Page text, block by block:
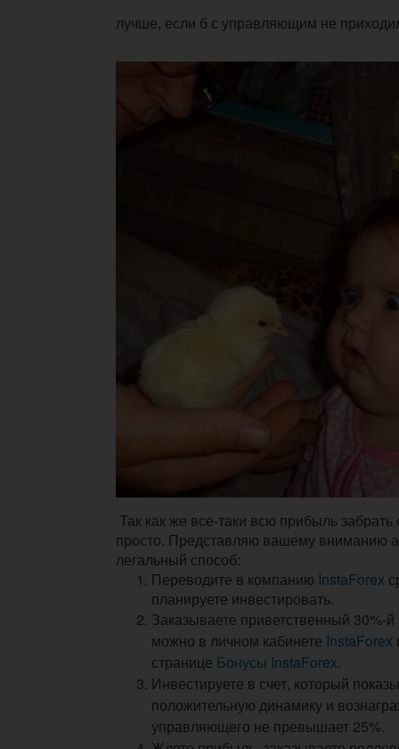
лучше, если б с управляющим не
Так как же все-таки всю прибыль
просто. Представляю вашему вниманию
легальный способ:
Переводите в компанию InstaForex
планируете инвестировать.
Заказываете приветственный 30%-
можно в личном кабинете InstaForex
странице Бонусы InstaForex.
Инвестируете в счет, который
положительную динамику и
управляющего не превышает 25%.